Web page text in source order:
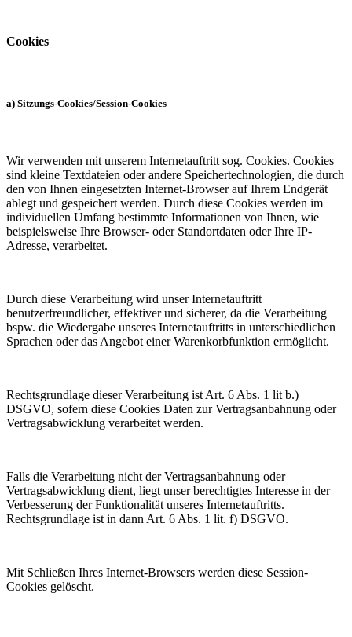
Cookies
a) Sitzungs-Cookies/Session-Cookies
Wir verwenden mit unserem Internetauftritt sog. Cookies. Cookies
sind kleine Textdateien oder andere Speichertechnologien, die durch
den von Ihnen eingesetzten Internet-Browser auf Ihrem Endgerät
ablegt und gespeichert werden. Durch diese Cookies werden im
individuellen Umfang bestimmte Informationen von Ihnen, wie
beispielsweise Ihre Browser- oder Standortdaten oder Ihre IP-
Adresse, verarbeitet.
Durch diese Verarbeitung wird unser Internetauftritt
benutzerfreundlicher, effektiver und sicherer, da die Verarbeitung
bspw. die Wiedergabe unseres Internetauftritts in unterschiedlichen
Sprachen oder das Angebot einer Warenkorbfunktion ermöglicht.
Rechtsgrundlage dieser Verarbeitung ist Art. 6 Abs. 1 lit b.)
DSGVO, sofern diese Cookies Daten zur Vertragsanbahnung oder
Vertragsabwicklung verarbeitet werden.
Falls die Verarbeitung nicht der Vertragsanbahnung oder
Vertragsabwicklung dient, liegt unser berechtigtes Interesse in der
Verbesserung der Funktionalität unseres Internetauftritts.
Rechtsgrundlage ist in dann Art. 6 Abs. 1 lit. f) DSGVO.
Mit Schließen Ihres Internet-Browsers werden diese Session-
Cookies gelöscht.